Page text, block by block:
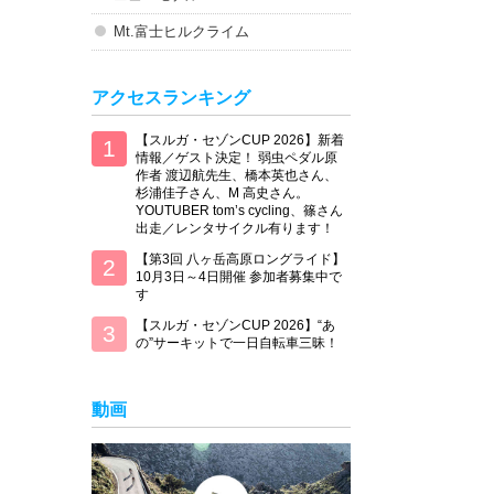
Mt.富士ヒルクライム
アクセスランキング
【スルガ・セゾンCUP 2026】新着
情報／ゲスト決定！ 弱虫ペダル原
作者 渡辺航先生、橋本英也さん、
杉浦佳子さん、M 高史さん。
YOUTUBER tom’s cycling、篠さん
出走／レンタサイクル有ります！
【第3回 八ヶ岳高原ロングライド】
10月3日～4日開催 参加者募集中で
す
【スルガ・セゾンCUP 2026】“あ
の”サーキットで一日自転車三昧！
動画